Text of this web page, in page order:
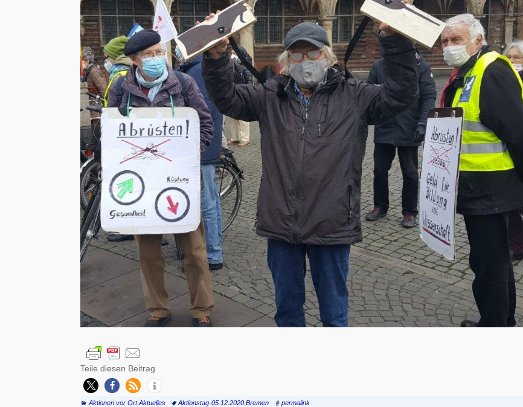
Teile diesen Beitrag
Aktionen vor Ort,Aktuelles Aktionstag-05.12.2020 ,Bremen permalink